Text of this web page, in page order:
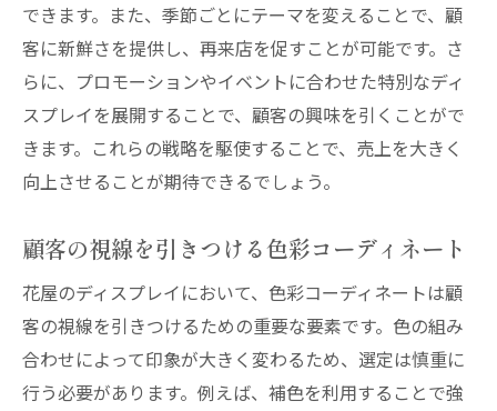
西宮市の花屋を選んで心に残る空間作りを
信頼できる花屋選びのポイント
実績豊富な花屋が提供するサービスの魅力
顧客の声から見る花屋の評価基準
花屋とのコミュニケーションで理想を実現
少人数から大規模イベントまで対応可能な
花屋
花屋ディスプレイで西宮市の街を彩る
街全体を明るくする花ディスプレイの役割
地域イベントでの花屋の貢献
できます。また、季節ごとにテーマを変えることで、顧
客に新鮮さを提供し、再来店を促すことが可能です。さ
らに、プロモーションやイベントに合わせた特別なディ
スプレイを展開することで、顧客の興味を引くことがで
きます。これらの戦略を駆使することで、売上を大きく
向上させることが期待できるでしょう。
顧客の視線を引きつける色彩コーディネート
花屋のディスプレイにおいて、色彩コーディネートは顧
客の視線を引きつけるための重要な要素です。色の組み
合わせによって印象が大きく変わるため、選定は慎重に
行う必要があります。例えば、補色を利用することで強